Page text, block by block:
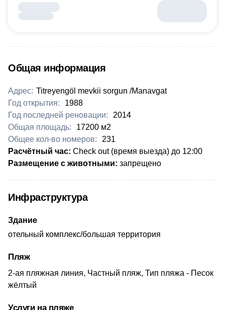
Общая информация
Адрес: Titreyengöl mevkii sorgun /Manavgat
Год открытия:
1988
Год последней реновации:
2014
Общая площадь:
17200 м2
Общее кол-во номеров:
231
Расчётный час: Check out (время выезда) до 12:00
Размещение с животными: запрещено
Инфраструктура
Здание
отельный комплекс/большая территория
Пляж
2-ая пляжная линия, Частный пляж, Тип пляжа - Песок
жёлтый
Услуги на пляже